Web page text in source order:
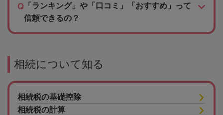
「ランキング」や「口コミ」「おすすめ」って
信頼できるの？
相続について知る
相続税の基礎控除
相続税の計算